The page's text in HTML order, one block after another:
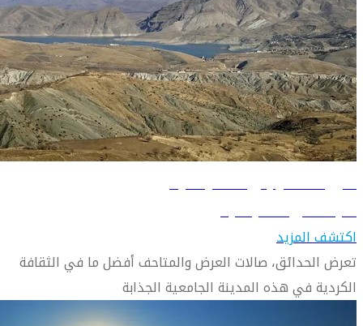
دليل السفر إلى السليمانية
تعرّف على السليمانية
اكتشف المزيد
تعرض الحدائق، صالات العرض والمتاحف أفضل ما في الثقافة
الكردية في هذه المدينة الجامعية الجذابة